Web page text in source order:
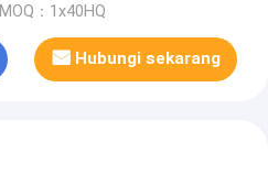
MOQ：1x40HQ
Hubungi sekarang